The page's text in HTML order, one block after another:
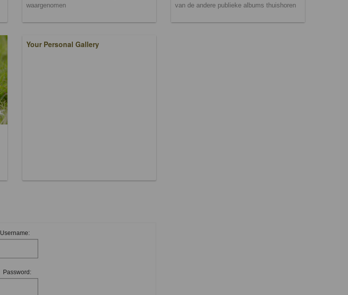
waargenomen
van de andere publieke albums thuishoren
Your Personal Gallery
Username:
Password: